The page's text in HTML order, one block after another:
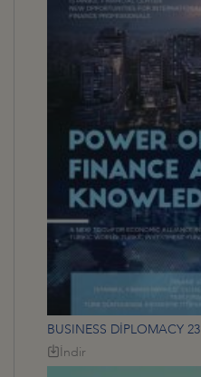
BUSINESS DİPLOMACY 23
İndir